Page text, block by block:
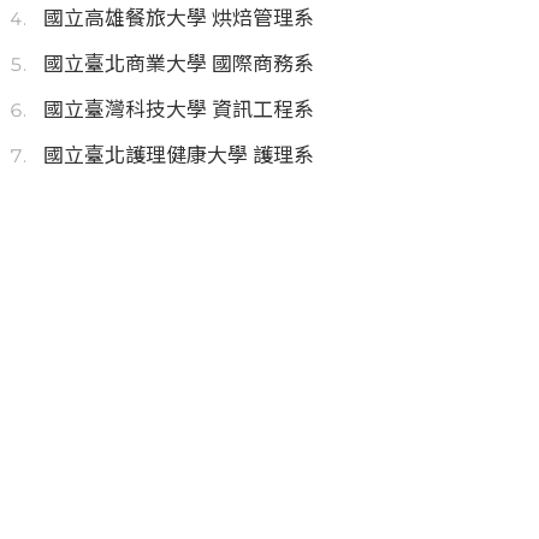
國立高雄餐旅大學 烘焙管理系
國立臺北商業大學 國際商務系
國立臺灣科技大學 資訊工程系
國立臺北護理健康大學 護理系